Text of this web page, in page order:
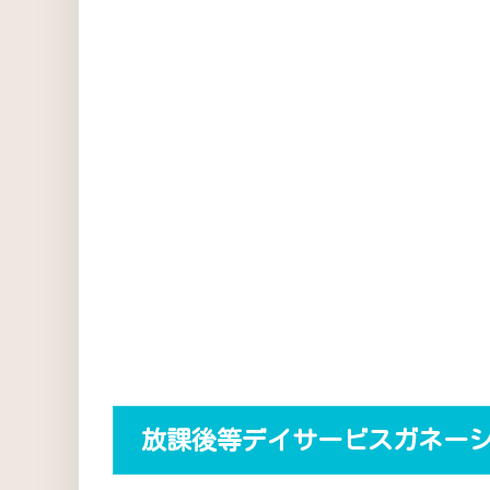
放課後等デイサービスガネー